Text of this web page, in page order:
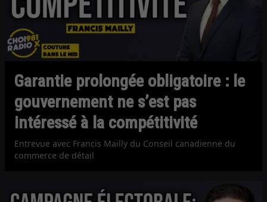
Garantie prolongée obligatoire : le
gouvernement ne s’est pas
intéressé à la compétitivité
Entrevue avec Francis Mailly du Conseil canadienne du
commerce de détail